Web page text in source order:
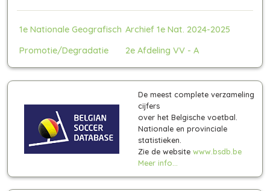
1e Nationale Geografisch Archief 1e Nat. 2024-2025
Promotie/Degradatie
2e Afdeling VV - A
De meest complete verzameling
cijfers
over het Belgische voetbal.
Nationale en provinciale
statistieken.
Zie de website www.bsdb.be
Meer info...